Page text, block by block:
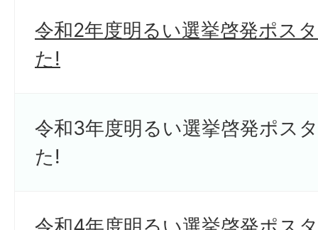
令和2年度明るい選挙啓発ポス
た!
令和3年度明るい選挙啓発ポス
た!